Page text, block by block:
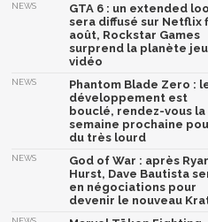
NEWS
GTA 6 : un extended
sera diffusé sur Netflix
août, Rockstar Games
surprend la planète jeu
vidéo
NEWS
Phantom Blade Zero :
développement est
bouclé, rendez-vous la
semaine prochaine
du très lourd
NEWS
God of War : après
Hurst, Dave Bautista
en négociations pour
devenir le nouveau